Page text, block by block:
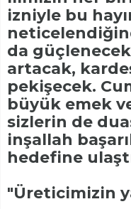
izniyle bu
da
artacak,
pekişecek.
büyük emek
sizlerin de
inşallah
hedefine
"Üreticimizin